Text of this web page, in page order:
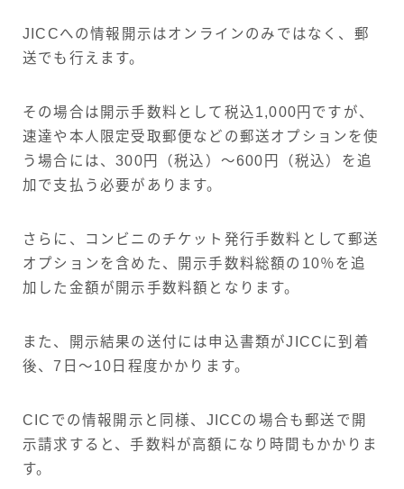
JICCへの情報開示はオンラインのみではなく、郵
送でも行えます。
その場合は開示手数料として税込1,000円ですが、
速達や本人限定受取郵便などの郵送オプションを使
う場合には、300円（税込）～600円（税込）を追
加で支払う必要があります。
さらに、コンビニのチケット発行手数料として郵送
オプションを含めた、開示手数料総額の10％を追
加した金額が開示手数料額となります。
また、開示結果の送付には申込書類がJICCに到着
後、7日～10日程度かかります。
CICでの情報開示と同様、JICCの場合も郵送で開
示請求すると、手数料が高額になり時間もかかりま
す。